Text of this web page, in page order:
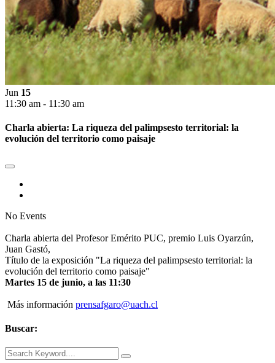
Jun 15
11:30 am - 11:30 am
Charla abierta: La riqueza del palimpsesto territorial: la
evolución del territorio como paisaje
No Events
Charla abierta del Profesor Emérito PUC, premio Luis Oyarzún,
Juan Gastó,
Título de la exposición "La riqueza del palimpsesto territorial: la
evolución del territorio como paisaje"
Martes 15 de junio, a las 11:30
Más información prensafgaro@uach.cl
Buscar: